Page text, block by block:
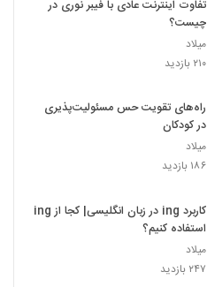
تفاوت اینترنت عادی با فیبر نوری در
چیست؟
میلاد
۲۱۰ بازدید
راه‌های تقویت حس مسئولیت‌پذیری
در کودکان
میلاد
۱۸۶ بازدید
کاربرد ing در زبان انگلیسی| کجا از ing
استفاده کنیم؟
میلاد
۲۴۷ بازدید